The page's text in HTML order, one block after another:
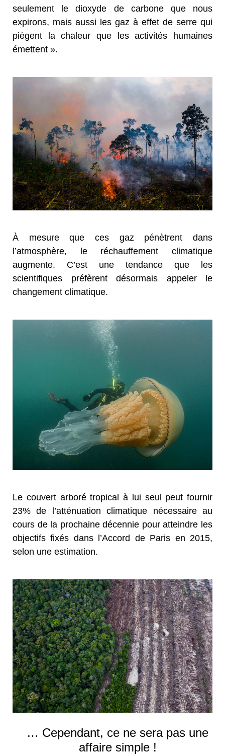
seulement le dioxyde de carbone que nous
expirons, mais aussi les gaz à effet de serre qui
piègent la chaleur que les activités humaines
émettent ».
À mesure que ces gaz pénètrent dans
l’atmosphère, le réchauffement climatique
augmente. C’est une tendance que les
scientifiques préfèrent désormais appeler le
changement climatique.
Le couvert arboré tropical à lui seul peut fournir
23% de l’atténuation climatique nécessaire au
cours de la prochaine décennie pour atteindre les
objectifs fixés dans l’Accord de Paris en 2015,
selon une estimation.
… Cependant, ce ne sera pas une
affaire simple !